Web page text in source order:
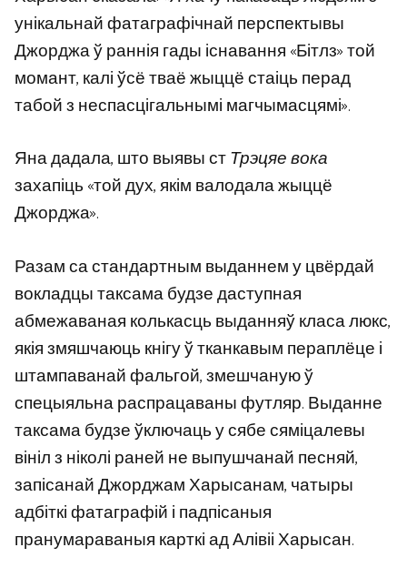
унікальнай фатаграфічнай перспектывы
Джорджа ў раннія гады існавання «Бітлз» той
момант, калі ўсё тваё жыццё стаіць перад
табой з неспасцігальнымі магчымасцямі».
Яна дадала, што выявы стТрэцяе вока
захапіць «той дух, якім валодала жыццё
Джорджа».
Разам са стандартным выданнем у цвёрдай
вокладцы таксама будзе даступная
абмежаваная колькасць выданняў класа люкс,
якія змяшчаюць кнігу ў тканкавым пераплёце і
штампаванай фальгой, змешчаную ў
спецыяльна распрацаваны футляр. Выданне
таксама будзе ўключаць у сябе сяміцалевы
вініл з ніколі раней не выпушчанай песняй,
запісанай Джорджам Харысанам, чатыры
адбіткі фатаграфій і падпісаныя
пранумараваныя карткі ад Алівіі Харысан.